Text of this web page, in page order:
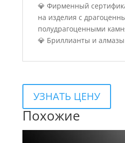
💎 Фирменный
на изделия с
полудрагоценными
💎 Бриллианты и алмазы
УЗНАТЬ ЦЕНУ
Похожие